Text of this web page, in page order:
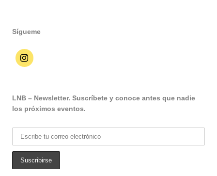
Sígueme
LNB – Newsletter. Suscríbete y conoce antes que nadie
los próximos eventos.